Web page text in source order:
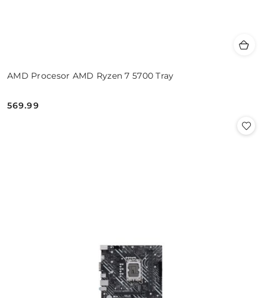
AMD Procesor AMD Ryzen 7 5700 Tray
Cena:
569.99